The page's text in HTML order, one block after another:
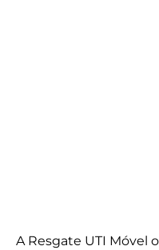
A Resgate UTI Móvel